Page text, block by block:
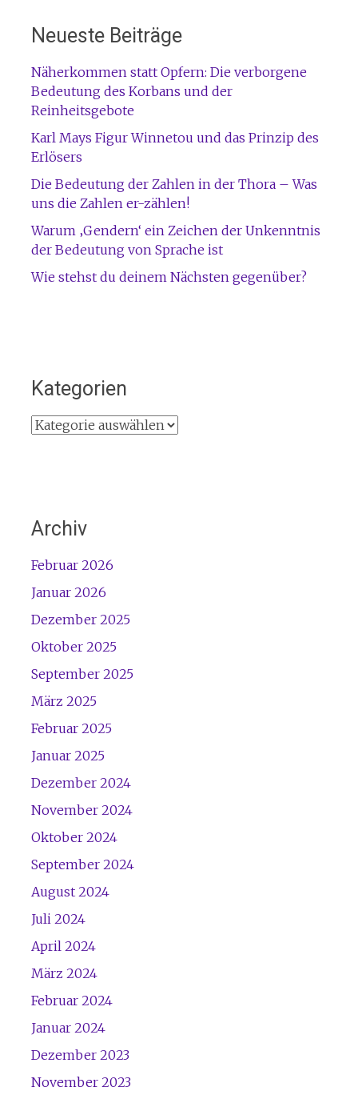
Neueste Beiträge
Näherkommen statt Opfern: Die verborgene
Bedeutung des Korbans und der
Reinheitsgebote
Karl Mays Figur Winnetou und das Prinzip des
Erlösers
Die Bedeutung der Zahlen in der Thora – Was
uns die Zahlen er-zählen!
Warum ‚Gendern‘ ein Zeichen der Unkenntnis
der Bedeutung von Sprache ist
Wie stehst du deinem Nächsten gegenüber?
Kategorien
Kategorien
Archiv
Februar 2026
Januar 2026
Dezember 2025
Oktober 2025
September 2025
März 2025
Februar 2025
Januar 2025
Dezember 2024
November 2024
Oktober 2024
September 2024
August 2024
Juli 2024
April 2024
März 2024
Februar 2024
Januar 2024
Dezember 2023
November 2023